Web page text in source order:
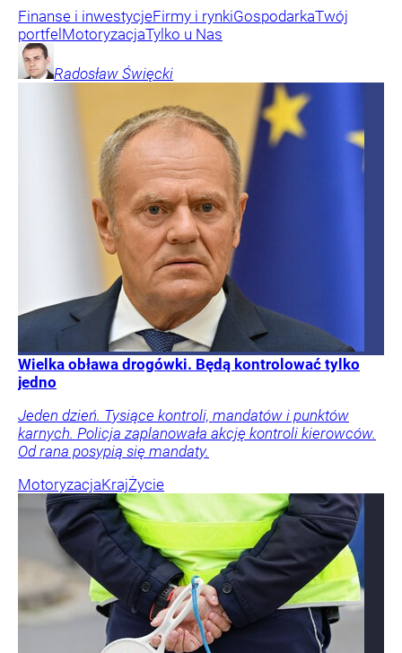
Finanse i inwestycjeFirmy i rynkiGospodarkaTwój
portfel MotoryzacjaTylko u Nas
Radosław Święcki
Wielka obława drogówki. Będą kontrolować tylko
jedno
Jeden dzień. Tysiące kontroli, mandatów i punktów
karnych. Policja zaplanowała akcję kontroli kierowców.
Od rana posypią się mandaty.
MotoryzacjaKrajŻycie